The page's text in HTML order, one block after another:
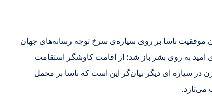
موفقیت ناسا بر روی سیاره‌ی سرخ توجه رسانه‌های جهان
امید به روی بشر باز شد؛ از اقامت کاوشگر استقامت
در سیاره ای دیگر بیان‌گر این است که ناسا بر محمل
می‌تازد.